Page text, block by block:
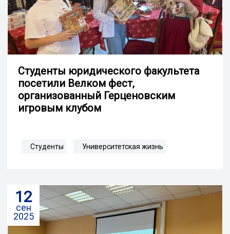
Студенты юридического факультета
посетили Велком фест,
организованный Герценовским
игровым клубом
Студенты Университетская жизнь
12
сен
2025